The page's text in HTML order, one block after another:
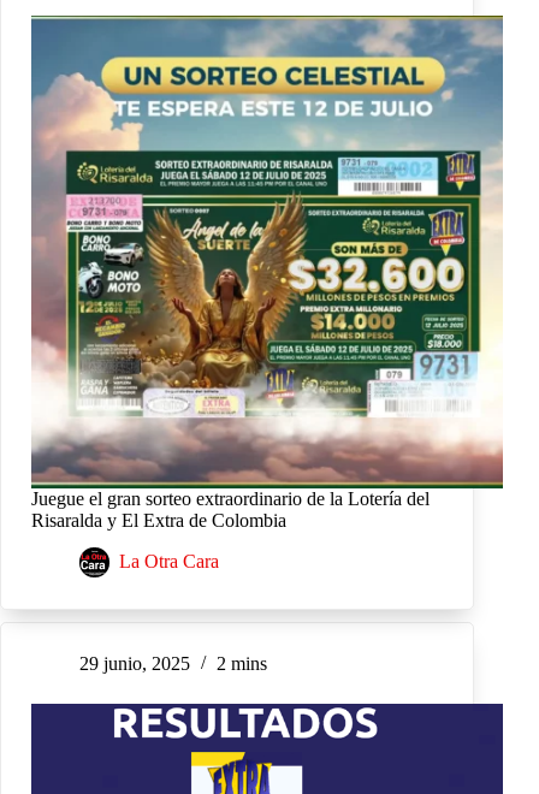
Juegue el gran sorteo extraordinario de la Lotería del
Risaralda y El Extra de Colombia
La Otra Cara
29 junio, 2025 2 mins